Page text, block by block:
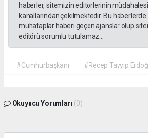
haberler, sitemizin editörlerinin
kanallarından çekilmektedir. Bu
muhataplar haberi geçen ajanslar olup
editörü sorumlu tutulamaz...
#Cumhurbaşkanı #Recep Tayyip
Okuyucu Yorumları (0)